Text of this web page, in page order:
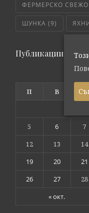
ФЕРМЕРСКО СВЕЖО
ШУНКА (9)
Публикации по
П В С
« окт.
5
6 7
12
13 14
19
20 21
26
27 28